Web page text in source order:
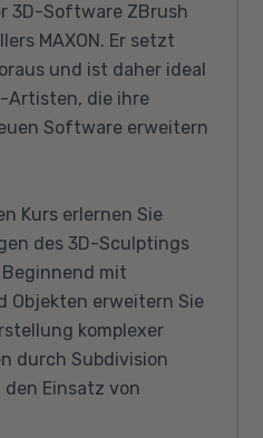
3D-Software ZBrush
MAXON. Er setzt
und ist daher ideal
Artisten, die ihre
Software erweitern
Kurs erlernen Sie
des 3D-Sculptings
mit
Objekten erweitern Sie
komplexer
durch Subdivision
Einsatz von